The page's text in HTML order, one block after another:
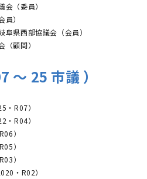
会（委員）
）
阜県西部協議会（会員）
（顧問）
〜 25 市議 ）
・R07）
・R04）
）
）
）
・R02）